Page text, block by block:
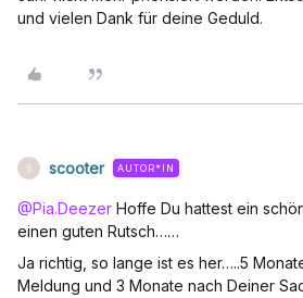
und vielen Dank für deine Geduld.
S scooter AUTOR*IN
@Pia.Deezer Hoffe Du hattest ein
einen guten Rutsch……
Ja richtig, so lange ist es her…..5
Meldung und 3 Monate nach Deiner